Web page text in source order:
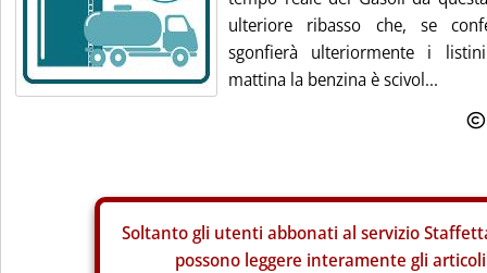
ulteriore ribasso che, se
sgonfierà ulteriormente i
mattina la benzina è scivol...
Soltanto gli utenti abbonati al servizio
possono leggere interamente gli